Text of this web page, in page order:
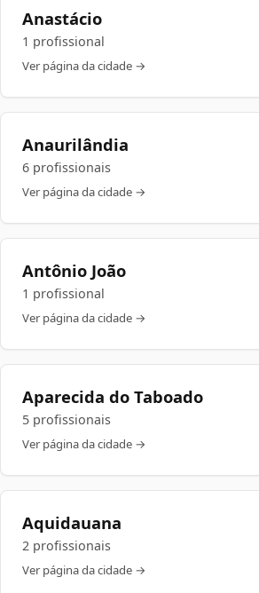
Anastácio
1 profissional
Ver página da cidade →
Anaurilândia
6 profissionais
Ver página da cidade →
Antônio João
1 profissional
Ver página da cidade →
Aparecida do Taboado
5 profissionais
Ver página da cidade →
Aquidauana
2 profissionais
Ver página da cidade →